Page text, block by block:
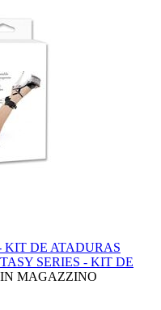
KIT DE ATADURAS
SERIES - KIT DE
IN MAGAZZINO